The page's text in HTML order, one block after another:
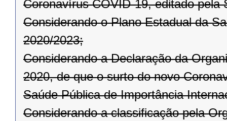
Coronavírus COVID-19, editado pela
Considerando o Plano Estadual da
2020/2023;
Considerando a Declaração da
2020, de que o surto do novo
Saúde Pública de Importância
Considerando a classificação pela